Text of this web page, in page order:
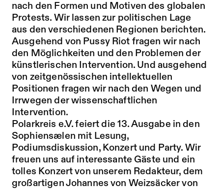
nach den Formen und Motiven des globalen
Protests. Wir lassen zur politischen Lage
aus den verschiedenen Regionen berichten.
Ausgehend von Pussy Riot fragen wir nach
den Möglichkeiten und den Problemen der
künstlerischen Intervention. Und ausgehend
von zeitgenössischen intellektuellen
Positionen fragen wir nach den Wegen und
Irrwegen der wissenschaftlichen
Intervention.
Polarkreis e.V. feiert die 13. Ausgabe in den
Sophiensælen mit Lesung,
Podiumsdiskussion, Konzert und Party. Wir
freuen uns auf interessante Gäste und ein
tolles Konzert von unserem Redakteur, dem
großartigen Johannes von Weizsäcker von